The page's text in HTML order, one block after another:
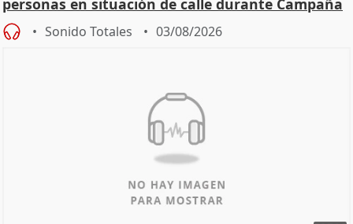
personas en situación de calle durante Campaña
de Calor
Sonido Totales 03/08/2026